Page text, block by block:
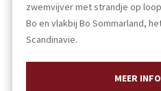
zwemvijver met strandje op
Bo en vlakbij Bo Sommarland,
Scandinavie.
MEER